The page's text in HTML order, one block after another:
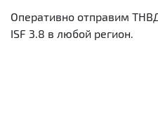
Оперативно отправим
ISF 3.8 в любой регион.